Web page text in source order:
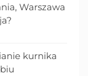
Warszawa
kurnika